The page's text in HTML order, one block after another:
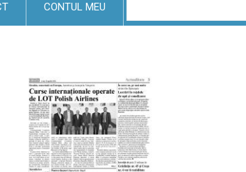
CONTUL MEU